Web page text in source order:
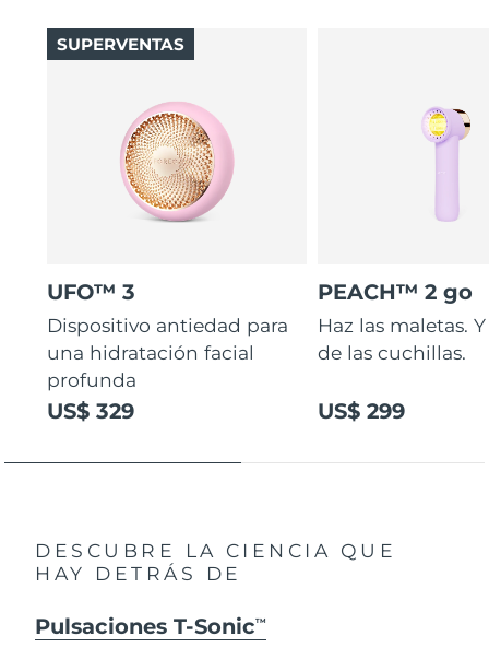
UFO™ 3
Dispositivo antiedad para
una hidratación facial
profunda
US$ 329
SUPERVENTAS
PEACH™ 2 go
Haz las maletas.
de las cuchillas.
US$ 299
DESCUBRE LA CIENCIA QUE
HAY DETRÁS DE
Pulsaciones T-SonicTM